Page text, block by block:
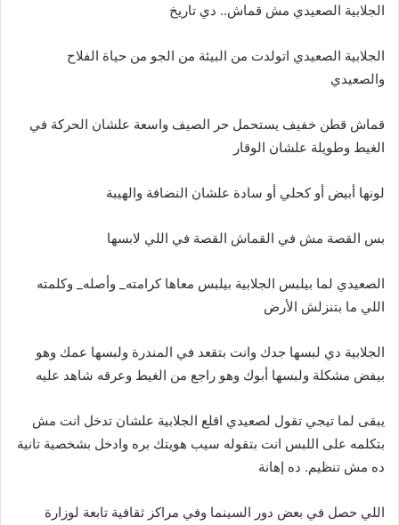
الجلابية الصعيدي مش قماش.. دي تاريخ
الجلابية الصعيدي اتولدت من البيئة من الجو من حياة الفلاح
والصعيدي
قماش قطن خفيف يستحمل حر الصيف واسعة علشان الحركة في
الغيط وطويلة علشان الوقار
لونها أبيض أو كحلي أو سادة علشان النضافة والهيبة
بس القصة مش في القماش القصة في اللي لابسها
الصعيدي لما بيلبس الجلابية بيلبس معاها كرامته_ وأصله_ وكلمته
اللي ما بتنزلش الأرض
الجلابية دي لبسها جدك وانت بتقعد في المندرة ولبسها عمك وهو
بيفض مشكلة ولبسها أبوك وهو راجع من الغيط وعرقه شاهد عليه
يبقى لما تيجي تقول لصعيدي اقلع الجلابية علشان تدخل انت مش
بتكلمه على اللبس انت بتقوله سيب هويتك بره وادخل بشخصية تانية
ده مش تنظيم. ده إهانة
اللي حصل في بعض دور السينما وفي مراكز ثقافية تابعة لوزارة